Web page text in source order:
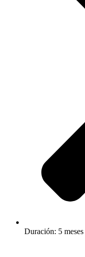
Duración: 5 meses